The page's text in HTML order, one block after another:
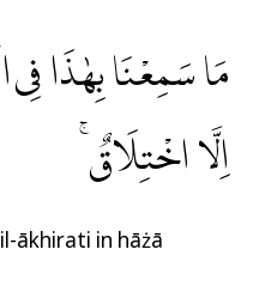
مَا سَمِعْنَا بِهٰذَا فِى
اِلَّا اخْتِلَاقٌۚ
ākhirati in hāżā